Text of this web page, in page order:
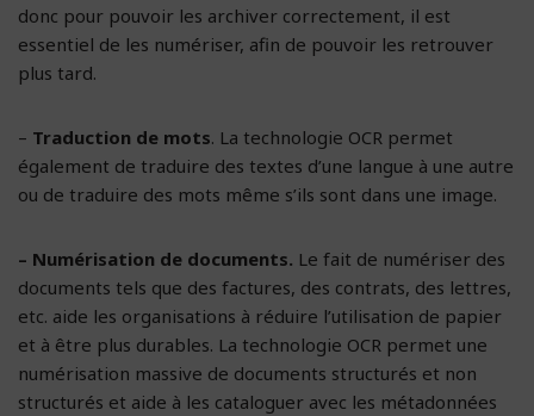
donc pour pouvoir les archiver correctement, il est
essentiel de les numériser, afin de pouvoir les retrouver
plus tard.
– Traduction de mots. La technologie OCR permet
également de traduire des textes d’une langue à une autre
ou de traduire des mots même s’ils sont dans une image.
– Numérisation de documents. Le fait de numériser des
documents tels que des factures, des contrats, des lettres,
etc. aide les organisations à réduire l’utilisation de papier
et à être plus durables. La technologie OCR permet une
numérisation massive de documents structurés et non
structurés et aide à les cataloguer avec les métadonnées